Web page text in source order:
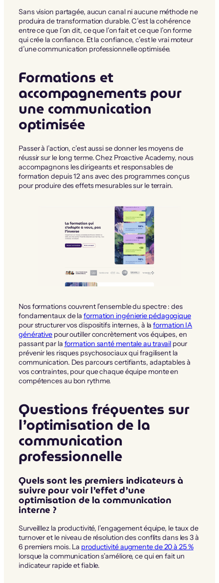
Sans vision partagée, aucun canal ni aucune méthode ne
produira de transformation durable. C’est la cohérence
entre ce que l’on dit, ce que l’on fait et ce que l’on forme
qui crée la confiance. Et la confiance, c’est le vrai moteur
d’une communication professionnelle optimisée.
Formations et
accompagnements pour
une communication
optimisée
Passer à l’action, c’est aussi se donner les moyens de
réussir sur le long terme. Chez Proactive Academy, nous
accompagnons les dirigeants et responsables de
formation depuis 12 ans avec des programmes conçus
pour produire des effets mesurables sur le terrain.
Nos formations couvrent l’ensemble du spectre : des
fondamentaux de laformation ingénierie pédagogique
pour structurer vos dispositifs internes, à laformation IA
générative pour outiller concrètement vos équipes, en
passant par la formation santé mentale au travail pour
prévenir les risques psychosociaux qui fragilisent la
communication. Des parcours certifiants, adaptables à
vos contraintes, pour que chaque équipe monte en
compétences au bon rythme.
Questions fréquentes sur
l’optimisation de la
communication
professionnelle
Quels sont les premiers indicateurs à
suivre pour voir l’effet d’une
optimisation de la communication
interne ?
Surveilllez la productivité, l’engagement équipe, le taux de
turnover et le niveau de résolution des conflits dans les 3 à
6 premiers mois. La productivité augmente de 20 à 25 %
lorsque la communication s’améliore, ce qui en fait un
indicateur rapide et fiable.